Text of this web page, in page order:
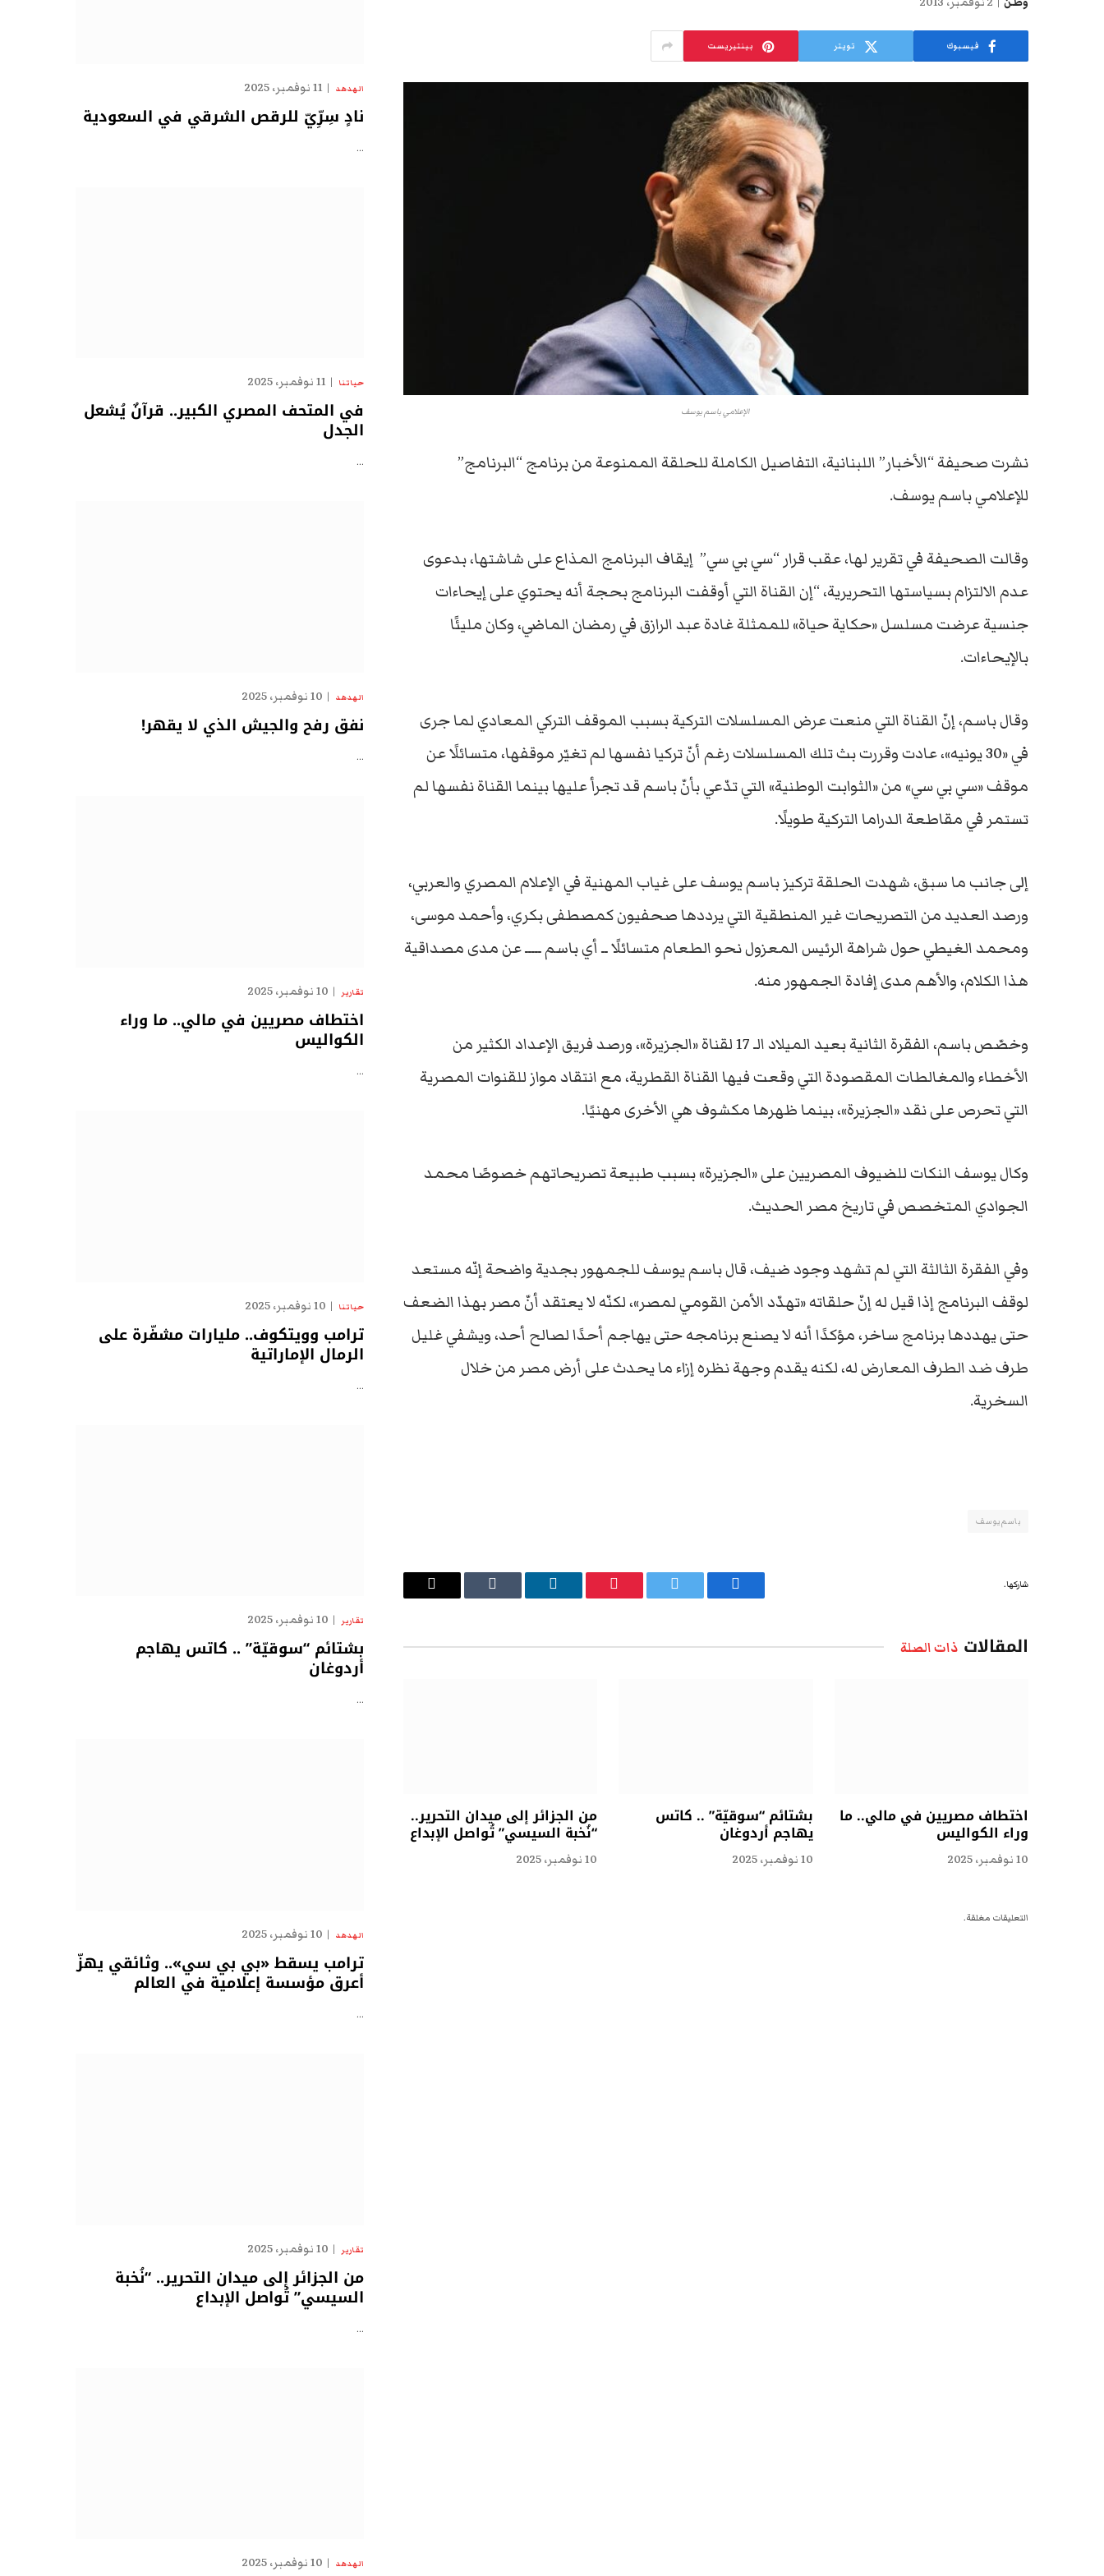
فيسبوك تويتر بينتيريست
الإعلامي باسم يوسف
نشرت صحيفة “الأخبار” اللبنانية، التفاصيل الكاملة للحلقة الممنوعة من برنامج “البرنامج”
للإعلامي باسم يوسف.
وقالت الصحيفة في تقرير لها، عقب قرار “سي بي سي” إيقاف البرنامج المذاع على شاشتها، بدعوى
عدم الالتزام بسياستها التحريرية، “إن القناة التي أوقفت البرنامج بحجة أنه يحتوي على إيحاءات
جنسية عرضت مسلسل «حكاية حياة» للممثلة غادة عبد الرازق في رمضان الماضي، وكان مليئًا
بالإيحاءات.
وقال باسم، إنّ القناة التي منعت عرض المسلسلات التركية بسبب الموقف التركي المعادي لما جرى
في «30 يونيه»، عادت وقررت بث تلك المسلسلات رغم أنّ تركيا نفسها لم تغيّر موقفها، متسائلًا عن
موقف «سي بي سي» من «الثوابت الوطنية» التي تدّعي بأنّ باسم قد تجرأ عليها بينما القناة نفسها لم
تستمر في مقاطعة الدراما التركية طويلًا.
إلى جانب ما سبق، شهدت الحلقة تركيز باسم يوسف على غياب المهنية في الإعلام المصري والعربي،
ورصد العديد من التصريحات غير المنطقية التي يرددها صحفيون كمصطفى بكري، وأحمد موسى،
ومحمد الغيطي حول شراهة الرئيس المعزول نحو الطعام متسائلًا ــ أي باسم ـــــ عن مدى مصداقية
هذا الكلام، والأهم مدى إفادة الجمهور منه.
وخصّص باسم، الفقرة الثانية بعيد الميلاد الـ 17 لقناة «الجزيرة»، ورصد فريق الإعداد الكثير من
الأخطاء والمغالطات المقصودة التي وقعت فيها القناة القطرية، مع انتقاد مواز للقنوات المصرية
التي تحرص على نقد «الجزيرة»، بينما ظهرها مكشوف هي الأخرى مهنيًا.
وكال يوسف النكات للضيوف المصريين على «الجزيرة» بسبب طبيعة تصريحاتهم خصوصًا محمد
الجوادي المتخصص في تاريخ مصر الحديث.
وفي الفقرة الثالثة التي لم تشهد وجود ضيف، قال باسم يوسف للجمهور بجدية واضحة إنّه مستعد
لوقف البرنامج إذا قيل له إنّ حلقاته «تهدّد الأمن القومي لمصر»، لكنّه لا يعتقد أنّ مصر بهذا الضعف
حتى يهددها برنامج ساخر، مؤكدًا أنه لا يصنع برنامجه حتى يهاجم أحدًا لصالح أحد، ويشفي غليل
طرف ضد الطرف المعارض له، لكنه يقدم وجهة نظره إزاء ما يحدث على أرض مصر من خلال
السخرية.
باسم يوسف
شاركها.
فيسبوك تويتر بينتيريست لينكدإن Tumblr
البريد
المقالات ذات الصلة
اختطاف مصريين في مالي.. ما
وراء الكواليس
10 نوفمبر، 2025
بشتائم “سوقيّة” .. كاتس
يهاجم أردوغان
10 نوفمبر، 2025
من الجزائر إلى ميدان التحرير..
“نُخبة السيسي” تُواصل الإبداع
10 نوفمبر، 2025
التعليقات مغلقة.
الهدهد 11 نوفمبر، 2025
نادٍ سِرِّيّ للرقص الشرقي في السعودية
…
حياتنا 11 نوفمبر، 2025
في المتحف المصري الكبير.. قرآنٌ يُشعل
الجدل
…
الهدهد 10 نوفمبر، 2025
نفق رفح والجيش الذي لا يقهر!
…
تقارير 10 نوفمبر، 2025
اختطاف مصريين في مالي.. ما وراء
الكواليس
…
حياتنا 10 نوفمبر، 2025
ترامب وويتكوف.. مليارات مشفّرة على
الرمال الإماراتية
…
تقارير 10 نوفمبر، 2025
بشتائم “سوقيّة” .. كاتس يهاجم
أردوغان
…
الهدهد 10 نوفمبر، 2025
ترامب يسقط «بي بي سي».. وثائقي يهزّ
أعرق مؤسسة إعلامية في العالم
…
تقارير 10 نوفمبر، 2025
من الجزائر إلى ميدان التحرير.. “نُخبة
السيسي” تُواصل الإبداع
…
الهدهد 10 نوفمبر، 2025